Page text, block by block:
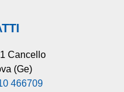
Cancello
(Ge)
466709